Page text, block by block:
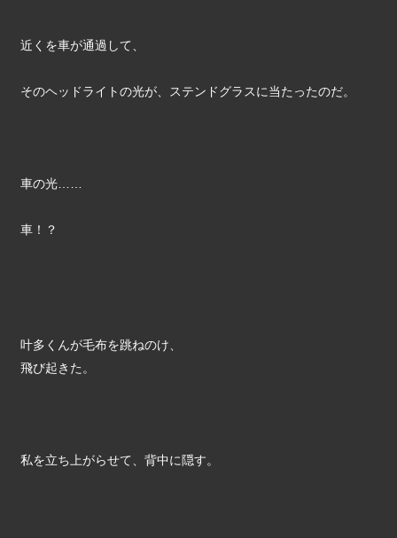
近くを車が通過して、
そのヘッドライトの光が、ステンドグラスに当たったのだ。
車の光……
車！？
叶多くんが毛布を跳ねのけ、
飛び起きた。
私を立ち上がらせて、背中に隠す。